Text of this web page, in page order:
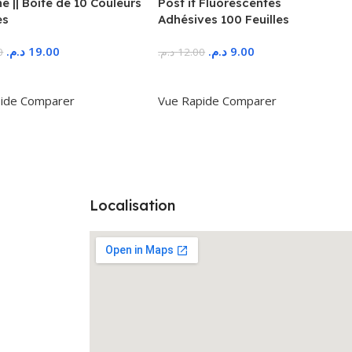
19.00 د.م.
Comparer
Adhésives 100 Feuilles
12.00 د.م. 9.00 د.م.
Vue Rapide Comparer
Localisation